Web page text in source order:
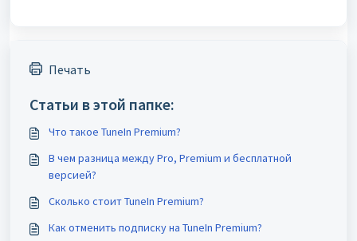
Печать
Статьи в этой папке:
Что такое TuneIn Premium?
В чем разница между Pro, Premium и бесплатной
версией?
Сколько стоит TuneIn Premium?
Как отменить подписку на TuneIn Premium?